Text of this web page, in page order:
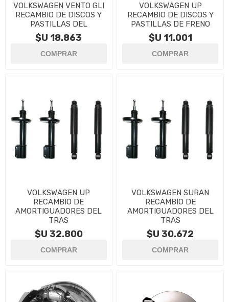
VOLKSWAGEN VENTO GLI
RECAMBIO DE DISCOS Y
PASTILLAS DEL
$U 18.863
VOLKSWAGEN UP
RECAMBIO DE DISCOS Y
PASTILLAS DE FRENO
$U 11.001
VOLKSWAGEN UP
RECAMBIO DE
AMORTIGUADORES DEL
TRAS
$U 32.800
VOLKSWAGEN SURAN
RECAMBIO DE
AMORTIGUADORES DEL
TRAS
$U 30.672